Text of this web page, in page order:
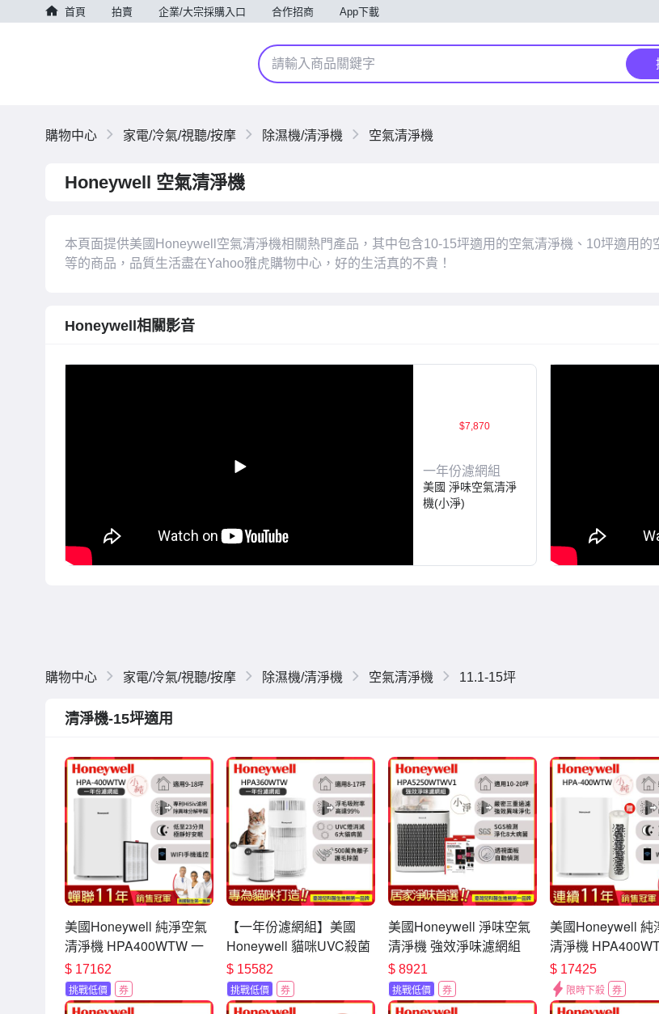
首頁 拍賣 企業/大宗採購入口 合作招商 App下載
購物中心 家電/冷氣/視聽/按摩 除濕機/清淨機 空氣清淨機
Honeywell 空氣清淨機
本頁面提供美國Honeywell空氣清淨機相關熱門產品，其中包含10-15坪適用的空氣清淨機、10坪適用
等的商品，品質生活盡在Yahoo雅虎購物中心，好的生活真的不貴！
Honeywell相關影音
$7,870
一年份濾網組
美國 淨味空氣清淨
機(小淨)
購物中心 家電/冷氣/視聽/按摩 除濕機/清淨機 空氣清淨機 11.1-15坪
清淨機-15坪適用
美國Honeywell 純淨空氣
清淨機 HPA400WTW 一
年份濾網組 適用9-18坪 小
純
$ 17162
挑戰低價 券
【一年份濾網組】美國
Honeywell 貓咪UVC殺菌
抗敏空氣清淨機
HPA360WTW 適用8-17坪
喵淨機
$ 15582
挑戰低價 券
美國Honeywell 淨味空氣
清淨機 強效淨味濾網組
HPA5250WTWV1 適用
10-20坪 小淨
$ 8921
挑戰低價 券
美國Honeywell 純
清淨機
用9-18坪 小純 送舒
機 HPA030WTW
$ 17425
限時下殺 券